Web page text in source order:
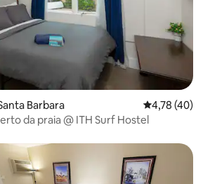
Barbara 4,78 de uma
4,78 (40)
da praia @ ITH Surf Hostel